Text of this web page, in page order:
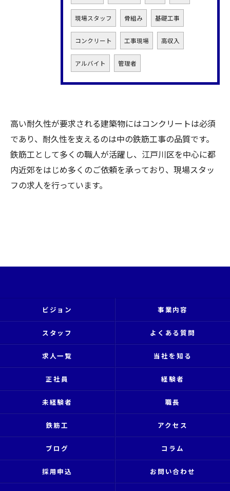
現場スタッフ 骨組み 基礎工事
コンクリート 工事現場 高収入
アルバイト 管理者
高い耐久性が要求される建築物にはコンクリートは必須
であり、耐久性を支えるのは中の鉄筋工事の品質です。
鉄筋工として多くの職人が活躍し、江戸川区を中心に都
内近郊をはじめ多くのご依頼を承っており、現場スタッ
フの求人を行っています。
ビジョン 事業内容
スタッフ よくある質問
求人一覧 当社を知る
正社員 経験者
未経験者 職長
鉄筋工 アクセス
ブログ コラム
採用申込 お問い合わせ